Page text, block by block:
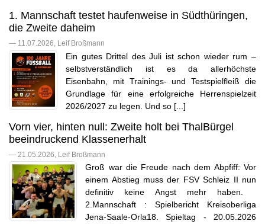
1. Mannschaft testet haufenweise in Südthüringen,
die Zweite daheim
— 11.07.2026, Leif Broßmann
Ein gutes Drittel des Juli ist schon wieder rum –
selbstverständlich ist es da allerhöchste
Eisenbahn, mit Trainings- und Testspielfleiß die
Grundlage für eine erfolgreiche Herrenspielzeit
2026/2027 zu legen. Und so [...]
Vorn vier, hinten null: Zweite holt bei ThalBürgel
beeindruckend Klassenerhalt
— 21.05.2026, Leif Broßmann
Groß war die Freude nach dem Abpfiff: Vor
einem Abstieg muss der FSV Schleiz II nun
definitiv keine Angst mehr haben.
2.Mannschaft : Spielbericht Kreisoberliga
Jena-Saale-Orla18. Spieltag - 20.05.2026